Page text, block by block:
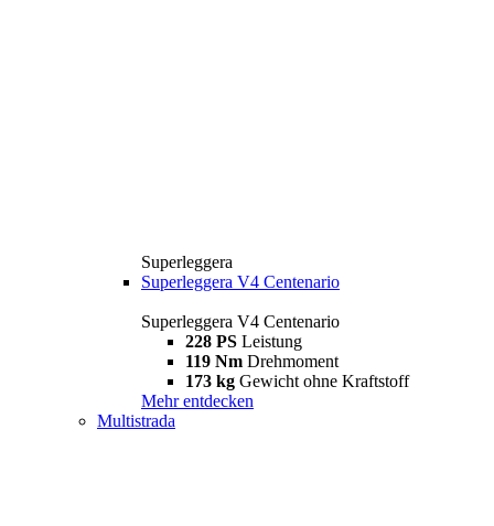
Superleggera
Superleggera V4 Centenario
Superleggera V4 Centenario
228 PS Leistung
119 Nm Drehmoment
173 kg Gewicht ohne Kraftstoff
Mehr entdecken
Multistrada